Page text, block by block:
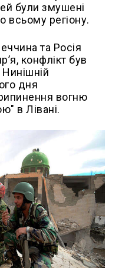
були змушені
всьому регіону.
та Росія
конфлікт був
дня
вогню
в Лівані.